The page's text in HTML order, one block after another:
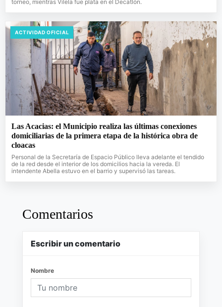
torneo, mientras Vilela fue plata en el Decatlón.
ACTIVIDAD OFICIAL
Las Acacias: el Municipio realiza las últimas conexiones
domiciliarias de la primera etapa de la histórica obra de
cloacas
Personal de la Secretaría de Espacio Público lleva adelante el tendido
de la red desde el interior de los domicilios hacia la vereda. El
intendente Abella estuvo en el barrio y supervisó las tareas.
Comentarios
Escribir un comentario
Nombre